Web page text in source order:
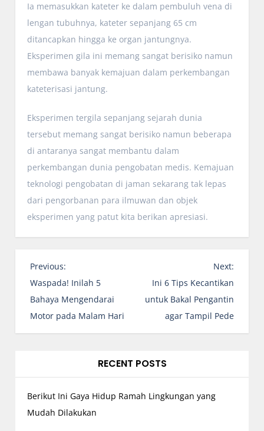
Ia memasukkan kateter ke dalam pembuluh vena di
lengan tubuhnya, kateter sepanjang 65 cm
ditancapkan hingga ke organ jantungnya.
Eksperimen gila ini memang sangat berisiko namun
membawa banyak kemajuan dalam perkembangan
kateterisasi jantung.
Eksperimen tergila sepanjang sejarah dunia
tersebut memang sangat berisiko namun beberapa
di antaranya sangat membantu dalam
perkembangan dunia pengobatan medis. Kemajuan
teknologi pengobatan di jaman sekarang tak lepas
dari pengorbanan para ilmuwan dan objek
eksperimen yang patut kita berikan apresiasi.
P
o
s
t
n
g
a
Previous:
Waspada! Inilah 5
Bahaya Mengendarai
Motor pada Malam Hari
Next:
Ini 6 Tips Kecantikan
untuk Bakal Pengantin
agar Tampil Pede
RECENT POSTS
Berikut Ini Gaya Hidup Ramah Lingkungan yang
Mudah Dilakukan